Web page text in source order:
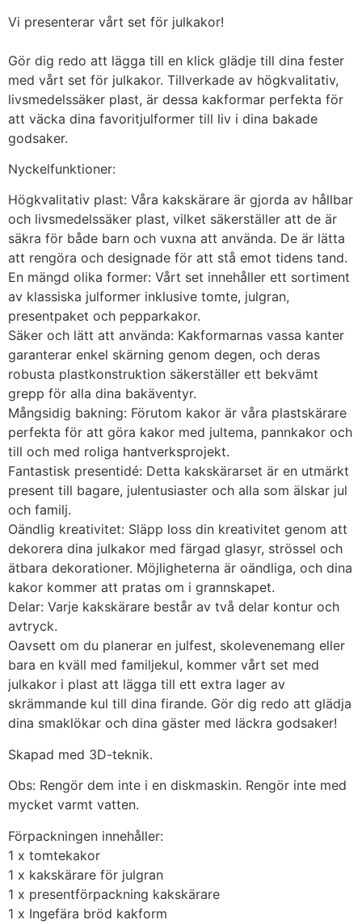
Vi presenterar vårt set för julkakor!
Gör dig redo att lägga till en klick glädje till dina fester
med vårt set för julkakor. Tillverkade av högkvalitativ,
livsmedelssäker plast, är dessa kakformar perfekta för
att väcka dina favoritjulformer till liv i dina bakade
godsaker.
Nyckelfunktioner:
Högkvalitativ plast: Våra kakskärare är gjorda av hållbar
och livsmedelssäker plast, vilket säkerställer att de är
säkra för både barn och vuxna att använda. De är lätta
att rengöra och designade för att stå emot tidens tand.
En mängd olika former: Vårt set innehåller ett sortiment
av klassiska julformer inklusive tomte, julgran,
presentpaket och pepparkakor.
Säker och lätt att använda: Kakformarnas vassa kanter
garanterar enkel skärning genom degen, och deras
robusta plastkonstruktion säkerställer ett bekvämt
grepp för alla dina bakäventyr.
Mångsidig bakning: Förutom kakor är våra plastskärare
perfekta för att göra kakor med jultema, pannkakor och
till och med roliga hantverksprojekt.
Fantastisk presentidé: Detta kakskärarset är en utmärkt
present till bagare, julentusiaster och alla som älskar jul
och familj.
Oändlig kreativitet: Släpp loss din kreativitet genom att
dekorera dina julkakor med färgad glasyr, strössel och
ätbara dekorationer. Möjligheterna är oändliga, och dina
kakor kommer att pratas om i grannskapet.
Delar: Varje kakskärare består av två delar kontur och
avtryck.
Oavsett om du planerar en julfest, skolevenemang eller
bara en kväll med familjekul, kommer vårt set med
julkakor i plast att lägga till ett extra lager av
skrämmande kul till dina firande. Gör dig redo att glädja
dina smaklökar och dina gäster med läckra godsaker!
Skapad med 3D-teknik.
Obs: Rengör dem inte i en diskmaskin. Rengör inte med
mycket varmt vatten.
Förpackningen innehåller:
1 x tomtekakor
1 x kakskärare för julgran
1 x presentförpackning kakskärare
1 x Ingefära bröd kakform